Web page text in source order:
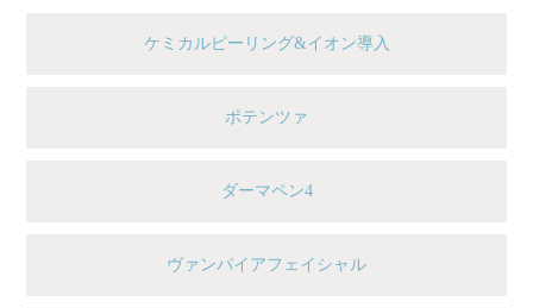
ケミカルピーリング&イオン導入
ポテンツァ
ダーマペン4
ヴァンパイアフェイシャル